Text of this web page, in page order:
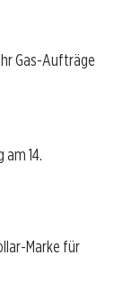
Gas-Aufträge
14.
Marke für